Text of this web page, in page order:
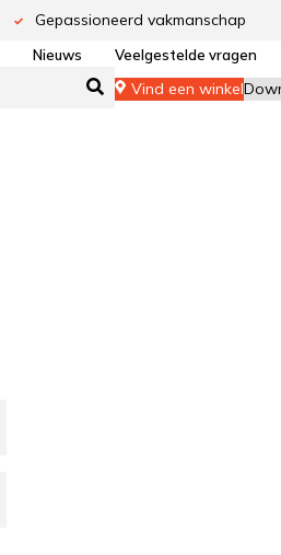
Gepassioneerd vakmanschap
Nieuws Veelgestelde vragen
Vind een winkel